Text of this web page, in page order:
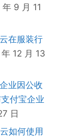
9 月 11
在服装行
12 月 13
业因公收
付宝企业
日
如何使用